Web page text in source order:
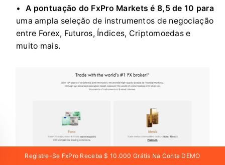
A pontuação do FxPro Markets é 8,5 de 10 para
uma ampla seleção de instrumentos de negociação
entre Forex, Futuros, Índices, Criptomoedas e
muito mais.
Registre-Se FxPro Receba $ 10.000 Grátis Na Conta DEMO